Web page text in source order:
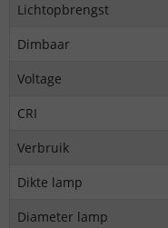
Lichtopbrengst
Dimbaar
Voltage
CRI
Verbruik
Dikte lamp
Diameter lamp